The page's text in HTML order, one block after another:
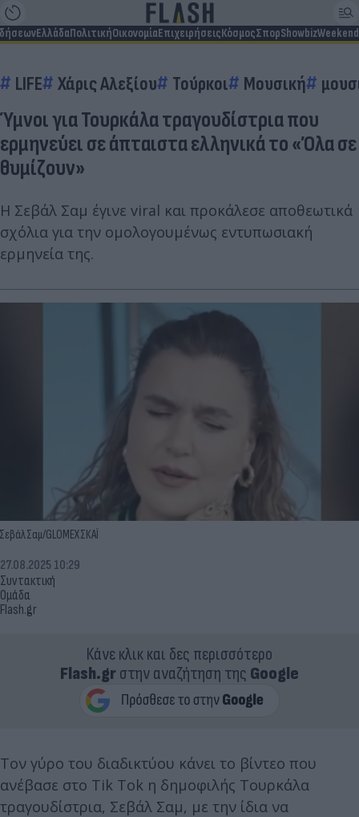
ΕλλάδαΠολιτικήΟικονομίαΕπιχειρήσειςΚόσμοςΣπορShowbizWeekend
LIFE Χάρις Αλεξίου Τούρκοι Μουσική
Ύμνοι για Τουρκάλα τραγουδίστρια που
ερμηνεύει σε άπταιστα ελληνικά το «Όλα σε
θυμίζουν»
Η Σεβάλ Σαμ έγινε viral και προκάλεσε αποθεωτικά
σχόλια για την ομολογουμένως εντυπωσιακή
ερμηνεία της.
Σεβάλ Σαμ/GLOMEX ΣΚΑΪ
Συντακτική
Ομάδα
Flash.gr
27.08.2025 10:29
Κάνε κλικ και δες περισσότερο
Flash.grστην αναζήτηση της Google
Τον γύρο του διαδικτύου κάνει το βίντεο που
ανέβασε στο Tik Tok η δημοφιλής Τουρκάλα
τραγουδίστρια, Σεβάλ Σαμ, με την ίδια να